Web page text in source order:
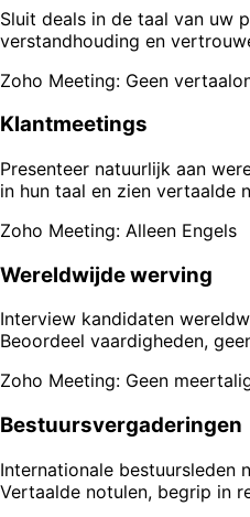
Sluit deals in de taal van uw
verstandhouding en
Zoho Meeting: Geen
Klantmeetings
Presenteer natuurlijk aan
in hun taal en zien vertaalde
Zoho Meeting: Alleen Engels
Wereldwijde werving
Interview kandidaten
Beoordeel vaardigheden,
Zoho Meeting: Geen
Bestuursvergaderingen
Internationale bestuursleden
Vertaalde notulen, begrip in